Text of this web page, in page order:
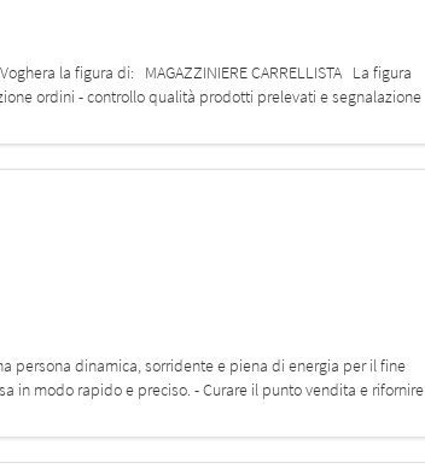
la figura di: MAGAZZINIERE CARRELLISTA La figura
ordini - controllo qualità prodotti prelevati e segnalazione
persona dinamica, sorridente e piena di energia per il fine
in modo rapido e preciso. - Curare il punto vendita e rifornire